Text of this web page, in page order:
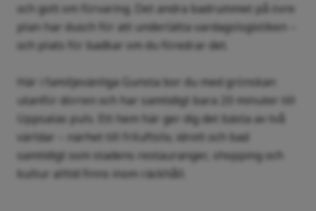
och gott om förvaring. Det andra badrummet på övre
plan har dusch för att underlätta vardagslogistiken –
och plats för badkar om du föredrar det.
Här i familjevänliga Gunsta bor du med grönskan
utanför dörren och har samtidigt bara 20 minuter till
Uppsalas puls. Ett hem här ger dig det bästa av två
världar – närhet till friluftsliv, idrott och bad
samtidigt som stadens restauranger, shopping och
kultur alltid finns inom räckhåll.